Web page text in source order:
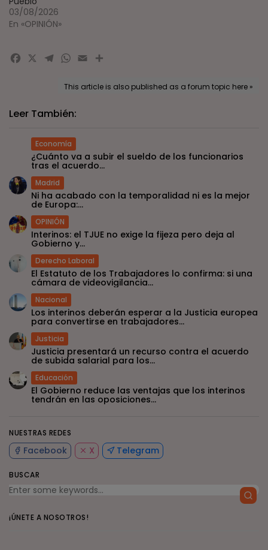
NUESTRAS REDES
Facebook X Telegram
BUSCAR
¡ÚNETE A NOSOTROS!
03/08/2026
En «OPINIÓN»
Facebook
X Telegram
WhatsApp
EmailCompartir
This article is also published as a forum topic here »
Leer También:
Economía
¿Cuánto va a subir el sueldo de los funcionarios
tras el acuerdo...
Madrid
Ni ha acabado con la temporalidad ni es la mejor
de Europa:...
OPINIÓN
Interinos: el TJUE no exige la fijeza pero deja al
Gobierno y...
Derecho Laboral
El Estatuto de los Trabajadores lo confirma: si una
cámara de videovigilancia...
Nacional
Los interinos deberán esperar a la Justicia europea
para convertirse en trabajadores...
Justicia
Justicia presentará un recurso contra el acuerdo
de subida salarial para los...
Educación
El Gobierno reduce las ventajas que los interinos
tendrán en las oposiciones...